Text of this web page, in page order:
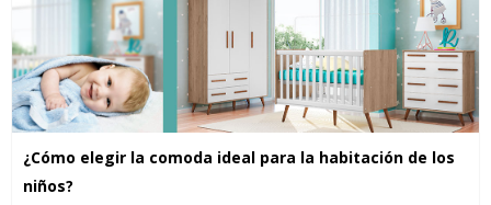
¿Cómo elegir la comoda ideal para la habitación de los
niños?